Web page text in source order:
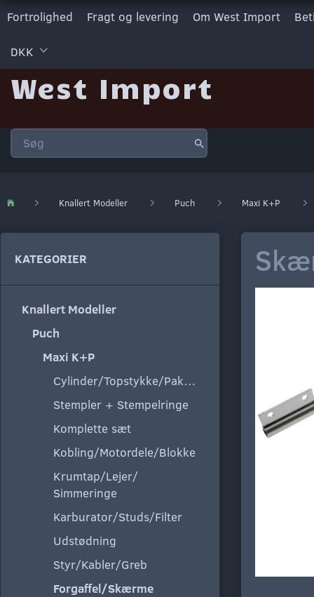
Fortrolighed Fragt og levering Om West Import
DKK
West Import
Knallert Modeller Puch Maxi K+P
KATEGORIER
Knallert Modeller
Puch
Maxi K+P
Cylinder/Topstykke/Pakning
Stempler + Stempelringe
Komplette sæt
Kobling/Motordele/Blokke
Krumtap/Lejer/
Simmeringe
Karburator/Studs/Filter
Udstødning
Styr/Kabler/Greb
Forgaffel/Skærme